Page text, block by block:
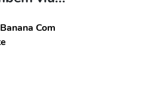
Com